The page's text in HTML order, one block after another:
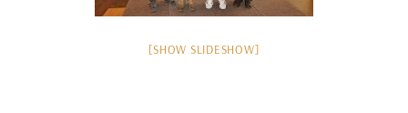
[SHOW SLIDESHOW]